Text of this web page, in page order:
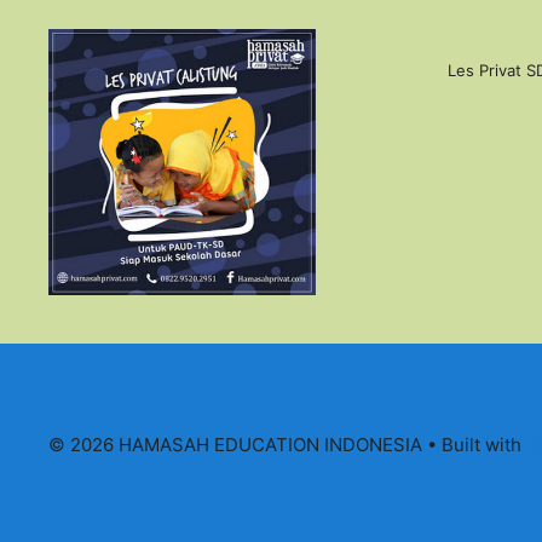
Les Privat
© 2026 HAMASAH EDUCATION INDONESIA • Built with